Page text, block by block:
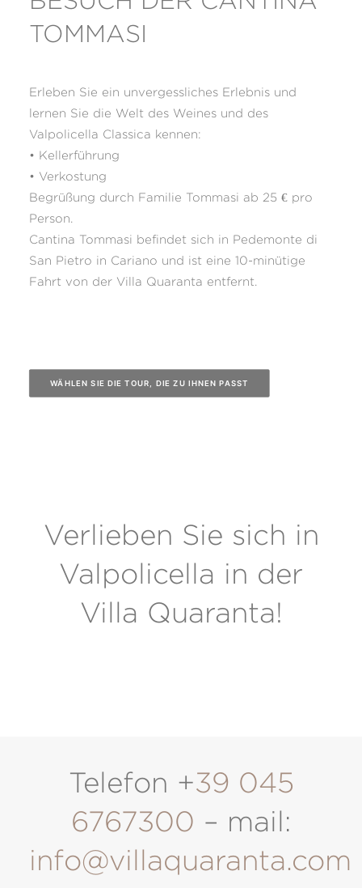
TOMMASI
Erleben Sie ein unvergessliches Erlebnis und
lernen Sie die Welt des Weines und des
Valpolicella Classica kennen:
• Kellerführung
• Verkostung
Begrüßung durch Familie Tommasi ab 25 € pro
Person.
Cantina Tommasi befindet sich in Pedemonte di
San Pietro in Cariano und ist eine 10-minütige
Fahrt von der Villa Quaranta entfernt.
WÄHLEN SIE DIE TOUR, DIE ZU IHNEN PASST
Verlieben Sie sich in
Valpolicella in der
Villa Quaranta!
Telefon +39 045
6767300 – mail:
info@villaquaranta.com